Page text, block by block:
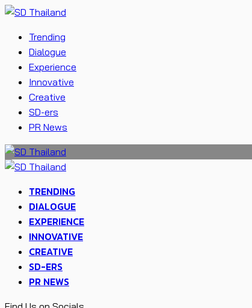
Trending
Dialogue
Experience
Innovative
Creative
SD-ers
PR News
TRENDING
DIALOGUE
EXPERIENCE
INNOVATIVE
CREATIVE
SD-ERS
PR NEWS